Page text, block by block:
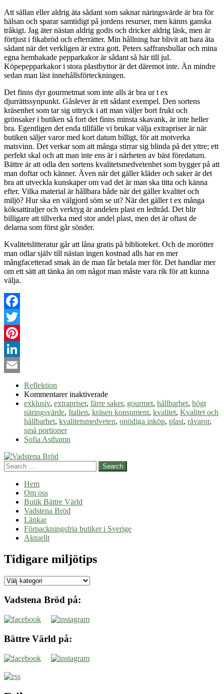
Att sällan eller aldrig äta sådant som saknar näringsvärde är bra för
hälsan och sparar samtidigt på jordens resurser, men känns ganska
tråkigt. Jag äter nästan aldrig godis och dricker aldrig läsk, men är
förtjust i fikabröd och efterrätter. Min hållning har blivit att bara äta
sådant när det verkligen är extra gott. Peters saffransbullar och mina
egna hembakade pepparkakor är sådant så här till jul.
Köpepepparkakor i stora plastbyttor är det däremot inte. Än mindre
sedan man läst innehållsförteckningen.
Det finns dyr gourmetmat som inte alls är bra ur t ex
djurrättssynpunkt. Gåslever är ett sådant exempel. Den sortens
kräsenhet som tar sig uttryck i att man väljer bort frukt och
grönsaker i butiken så fort det finns minsta skavank, är inte heller
bra. Egentligen det enda tillfälle vi brukar välja extrapriser är när
butiken säljer varor med kort datum billigt, för att motverka
matsvinn. Det verkar som att många stirrar sig blinda på det yttre; ett
perfekt skal och att man inte ens är i närheten av bäst föredatum.
Bättre är att odla den sortens kvalitetsmedvetenhet som byggerpå att
man doftar och känner. Även när det gäller kläder och saker är det
bra att utveckla kunskaper om vad det är man ska titta och känna
efter. Vilka material är hållbara både när det gäller kvalitet och
miljö? Hur ska en välgjord söm se ut? När det gäller t ex många
köksattiraljer och verktyg är andelen plast en ledtråd. Det blir
billigare att tillverka med stor andel plast, men det är oftast de
delarna som först går sönder.
Kvalitetslitteratur går att låna gratis på biblioteket. Och de morötter
man odlar själv till nästan ingen kostnad alls har en mer
mångfacetterad smak än de man får betala mer för. Det handlar mer
om ett sätt att tänka än om något man måste vara rik för att kunna
välja.
Facebook
Twitter
Pinterest
LinkedIn
Reflektion
Kommentarer inaktiveradeför
Hållbarhet
och
kvalitet
exklusiv, extrapriser, färre saker, gourmet, hållbarhet, högt
näringsvärde, Italien, kräsen konsument, kvalitet, Kvalitet och
hållbarhet, kvalitetsmedveten, onödiga inköp, plast, råvaror,
små portioner
Sofia Asthamn
Search
Hem
Om oss
Butik Bättre Värld
Vadstena Bröd
Länkar
Förpackningsfria butiker i Sverige
Aktuellt
Tidigare miljötips
Tidigare
Vadstena Bröd på:
Bättre Värld på: